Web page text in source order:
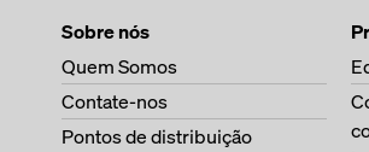
Sobre nós
Quem Somos
Contate-nos
Pontos de distribuição